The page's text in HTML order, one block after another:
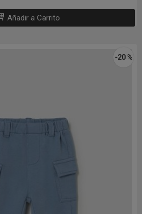
Añadir a Carrito
-20 %